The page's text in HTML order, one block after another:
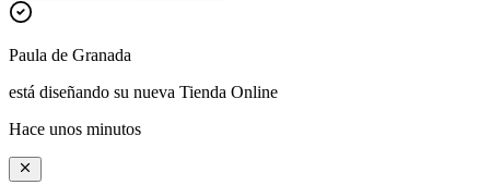
Paula de Granada
está diseñando su nueva Tienda Online
Hace unos minutos